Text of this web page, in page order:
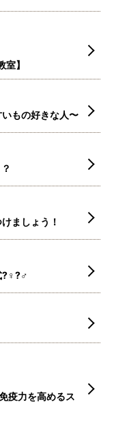
】
もの好きな人〜
ましょう！
?️‍♀️?‍♂️
疫力を高めるス